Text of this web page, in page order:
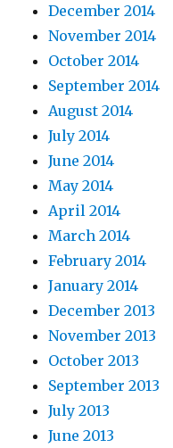
December 2014
November 2014
October 2014
September 2014
August 2014
July 2014
June 2014
May 2014
April 2014
March 2014
February 2014
January 2014
December 2013
November 2013
October 2013
September 2013
July 2013
June 2013